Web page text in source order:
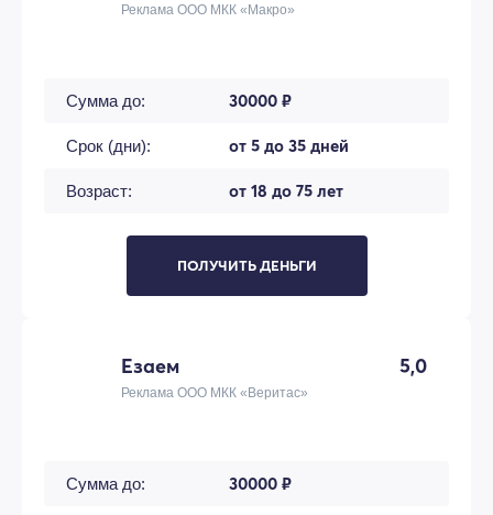
Реклама ООО МКК «Макро»
Сумма до: 30000 ₽
Срок (дни): от 5 до 35 дней
Возраст: от 18 до 75 лет
ПОЛУЧИТЬ ДЕНЬГИ
Езаем 5,0
Реклама ООО МКК «Веритас»
Сумма до: 30000 ₽